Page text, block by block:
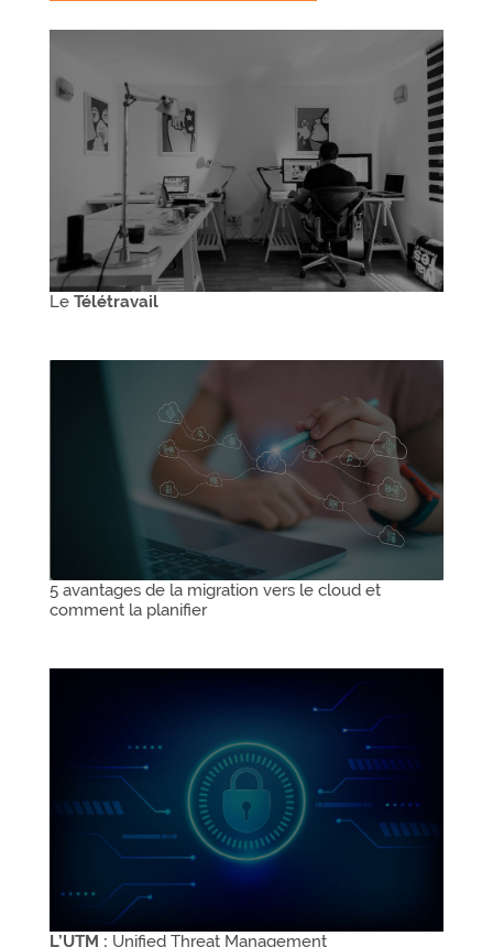
Le Télétravail
5 avantages de la migration vers le cloud et
comment la planifier
L’UTM : Unified Threat Management